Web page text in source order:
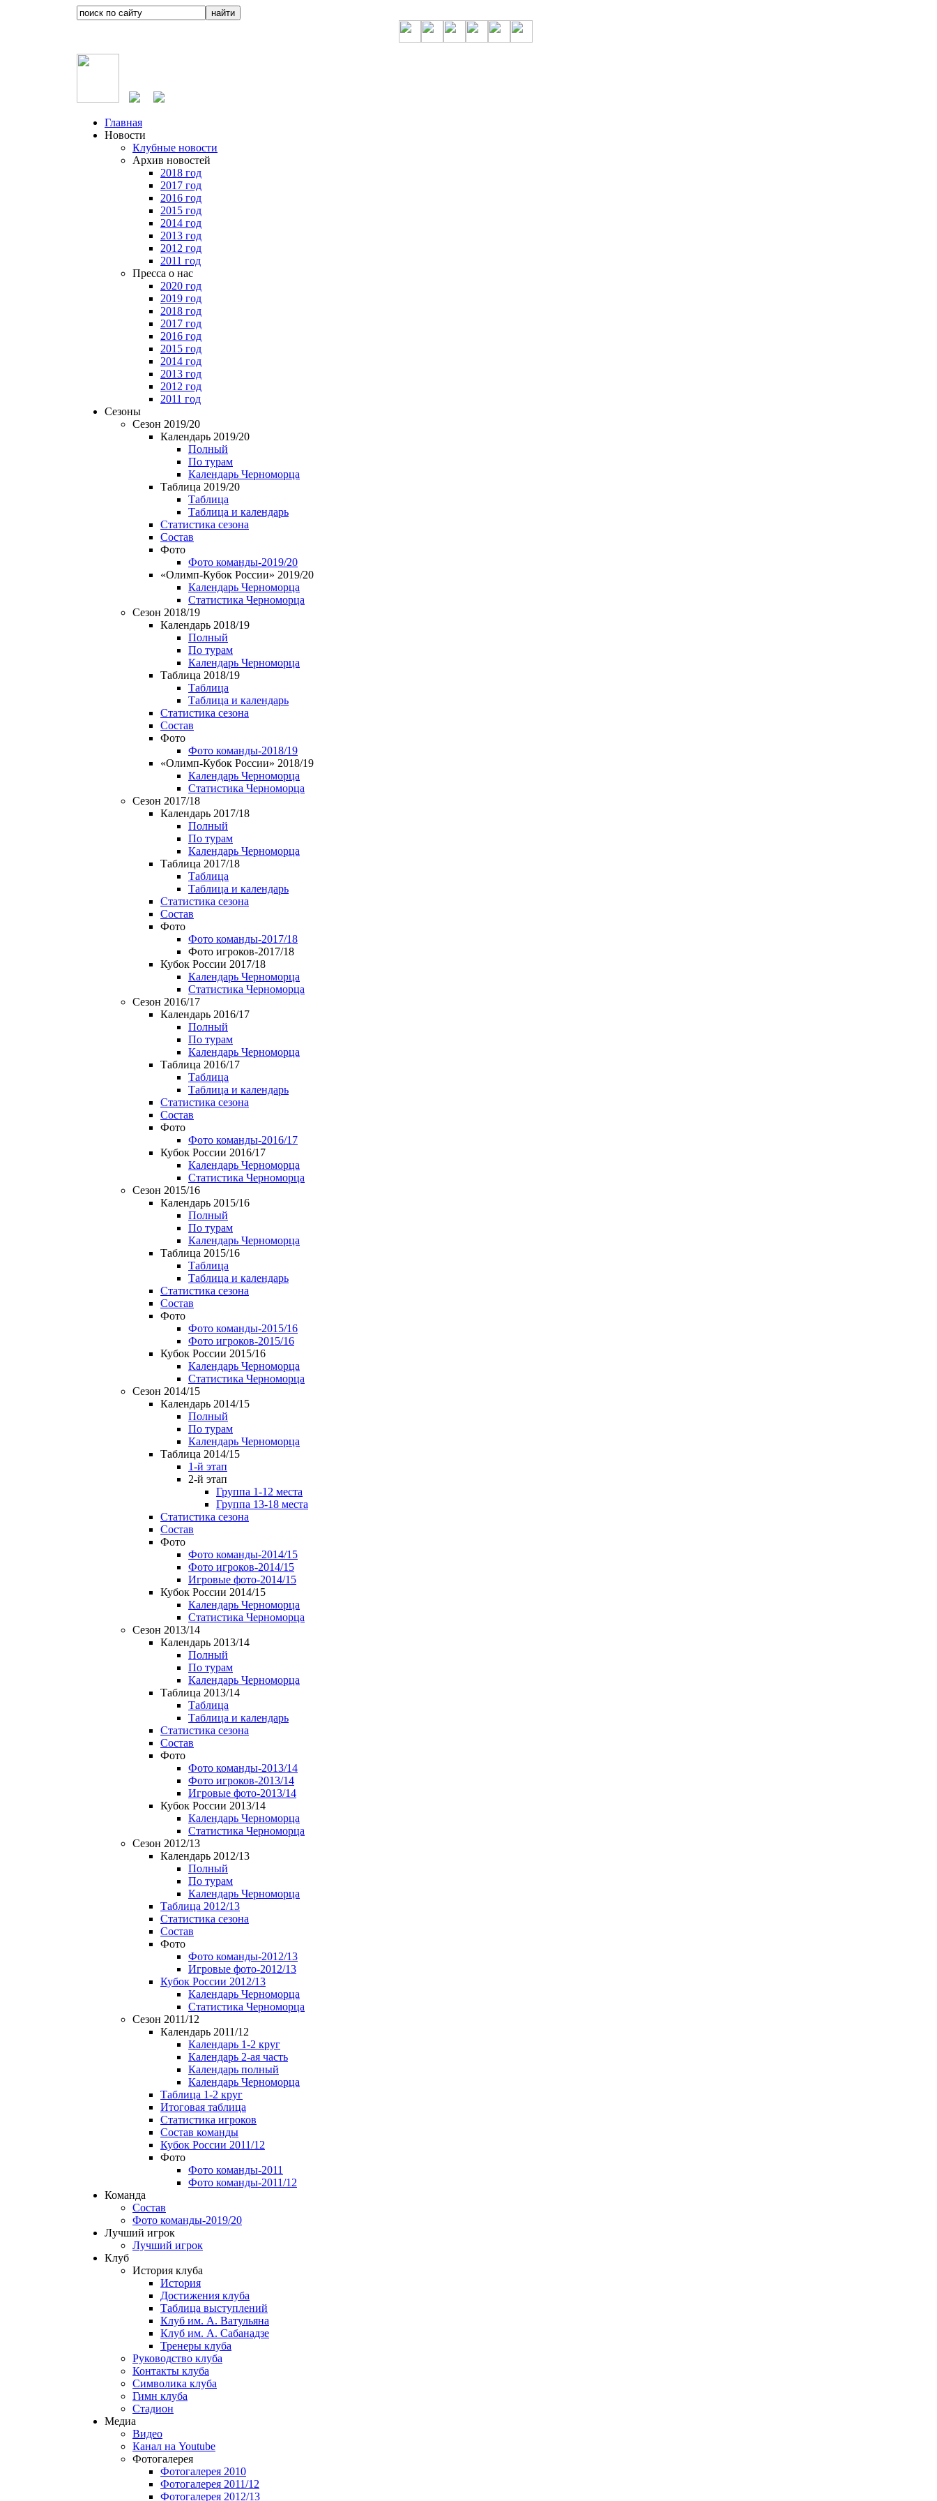
Главная
Новости
Клубные новости
Архив новостей
2018 год
2017 год
2016 год
2015 год
2014 год
2013 год
2012 год
2011 год
Пресса о нас
2020 год
2019 год
2018 год
2017 год
2016 год
2015 год
2014 год
2013 год
2012 год
2011 год
Сезоны
Сезон 2019/20
Календарь 2019/20
Полный
По турам
Календарь Черноморца
Таблица 2019/20
Таблица
Таблица и календарь
Статистика сезона
Состав
Фото
Фото команды-2019/20
«Олимп-Кубок России» 2019/20
Календарь Черноморца
Статистика Черноморца
Сезон 2018/19
Календарь 2018/19
Полный
По турам
Календарь Черноморца
Таблица 2018/19
Таблица
Таблица и календарь
Статистика сезона
Состав
Фото
Фото команды-2018/19
«Олимп-Кубок России» 2018/19
Календарь Черноморца
Статистика Черноморца
Сезон 2017/18
Календарь 2017/18
Полный
По турам
Календарь Черноморца
Таблица 2017/18
Таблица
Таблица и календарь
Статистика сезона
Состав
Фото
Фото команды-2017/18
Фото игроков-2017/18
Кубок России 2017/18
Календарь Черноморца
Статистика Черноморца
Сезон 2016/17
Календарь 2016/17
Полный
По турам
Календарь Черноморца
Таблица 2016/17
Таблица
Таблица и календарь
Статистика сезона
Состав
Фото
Фото команды-2016/17
Кубок России 2016/17
Календарь Черноморца
Статистика Черноморца
Сезон 2015/16
Календарь 2015/16
Полный
По турам
Календарь Черноморца
Таблица 2015/16
Таблица
Таблица и календарь
Статистика сезона
Состав
Фото
Фото команды-2015/16
Фото игроков-2015/16
Кубок России 2015/16
Календарь Черноморца
Статистика Черноморца
Сезон 2014/15
Календарь 2014/15
Полный
По турам
Календарь Черноморца
Таблица 2014/15
1-й этап
2-й этап
Группа 1-12 места
Группа 13-18 места
Статистика сезона
Состав
Фото
Фото команды-2014/15
Фото игроков-2014/15
Игровые фото-2014/15
Кубок России 2014/15
Календарь Черноморца
Статистика Черноморца
Сезон 2013/14
Календарь 2013/14
Полный
По турам
Календарь Черноморца
Таблица 2013/14
Таблица
Таблица и календарь
Статистика сезона
Состав
Фото
Фото команды-2013/14
Фото игроков-2013/14
Игровые фото-2013/14
Кубок России 2013/14
Календарь Черноморца
Статистика Черноморца
Сезон 2012/13
Календарь 2012/13
Полный
По турам
Календарь Черноморца
Таблица 2012/13
Статистика сезона
Состав
Фото
Фото команды-2012/13
Игровые фото-2012/13
Кубок России 2012/13
Календарь Черноморца
Статистика Черноморца
Сезон 2011/12
Календарь 2011/12
Календарь 1-2 круг
Календарь 2-ая часть
Календарь полный
Календарь Черноморца
Таблица 1-2 круг
Итоговая таблица
Статистика игроков
Состав команды
Кубок России 2011/12
Фото
Фото команды-2011
Фото команды-2011/12
Команда
Состав
Фото команды-2019/20
Лучший игрок
Лучший игрок
Клуб
История клуба
История
Достижения клуба
Таблица выступлений
Клуб им. А. Ватульяна
Клуб им. А. Сабанадзе
Тренеры клуба
Руководство клуба
Контакты клуба
Символика клуба
Гимн клуба
Стадион
Медиа
Видео
Канал на Youtube
Фотогалерея
Фотогалерея 2010
Фотогалерея 2011/12
Фотогалерея 2012/13